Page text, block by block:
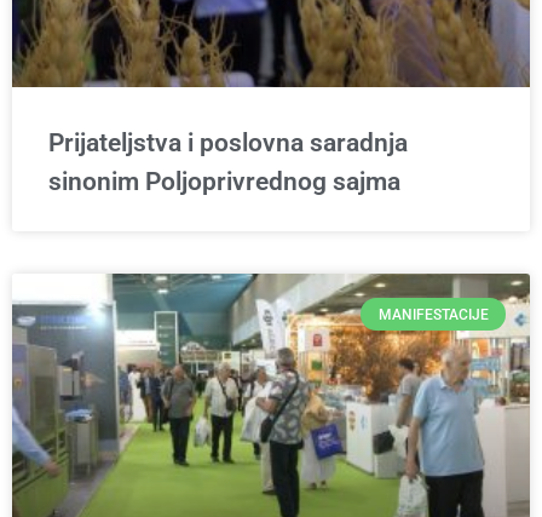
Prijateljstva i poslovna saradnja
sinonim Poljoprivrednog sajma
MANIFESTACIJE